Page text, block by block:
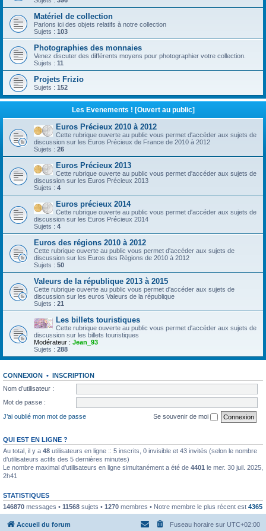
Matériel de collection
Parlons ici des objets relatifs à notre collection
Sujets : 103
Photographies des monnaies
Venez discuter des différents moyens pour photographier votre collection.
Sujets : 11
Projets Frizio
Sujets : 152
Les Evenements ! [Ouvert au public]
Euros Précieux 2010 à 2012
Cette rubrique ouverte au public vous permet d'accéder aux sujets de
discussion sur les Euros Précieux de France de 2010 à 2012
Sujets : 26
Euros Précieux 2013
Cette rubrique ouverte au public vous permet d'accéder aux sujets de
discussion sur les Euros Précieux 2013
Sujets : 4
Euros précieux 2014
Cette rubrique ouverte au public vous permet d'accéder aux sujets de
discussion sur les Euros Précieux 2014
Sujets : 4
Euros des régions 2010 à 2012
Cette rubrique ouverte au public vous permet d'accéder aux sujets de
discussion sur les Euros des Régions de 2010 à 2012
Sujets : 50
Valeurs de la république 2013 à 2015
Cette rubrique ouverte au public vous permet d'accéder aux sujets de
discussion sur les euros Valeurs de la république
Sujets : 21
Les billets touristiques
Cette rubrique ouverte au public vous permet d'accéder aux sujets de
discussion sur les billets touristiques
Modérateur : Jean_93
Sujets : 288
CONNEXION • INSCRIPTION
Nom d’utilisateur :
Mot de passe :
J’ai oublié mon mot de passe
Se souvenir de moi
QUI EST EN LIGNE ?
Au total, il y a 48 utilisateurs en ligne :: 5 inscrits, 0 invisible et 43 invités (selon le nombre
d’utilisateurs actifs des 5 dernières minutes)
Le nombre maximal d’utilisateurs en ligne simultanément a été de 4401 le mer. 30 juil. 2025,
2h41
STATISTIQUES
146870 messages • 11568 sujets • 1270 membres • Notre membre le plus récent est 4365
Accueil du forum Fuseau horaire sur UTC+02:00